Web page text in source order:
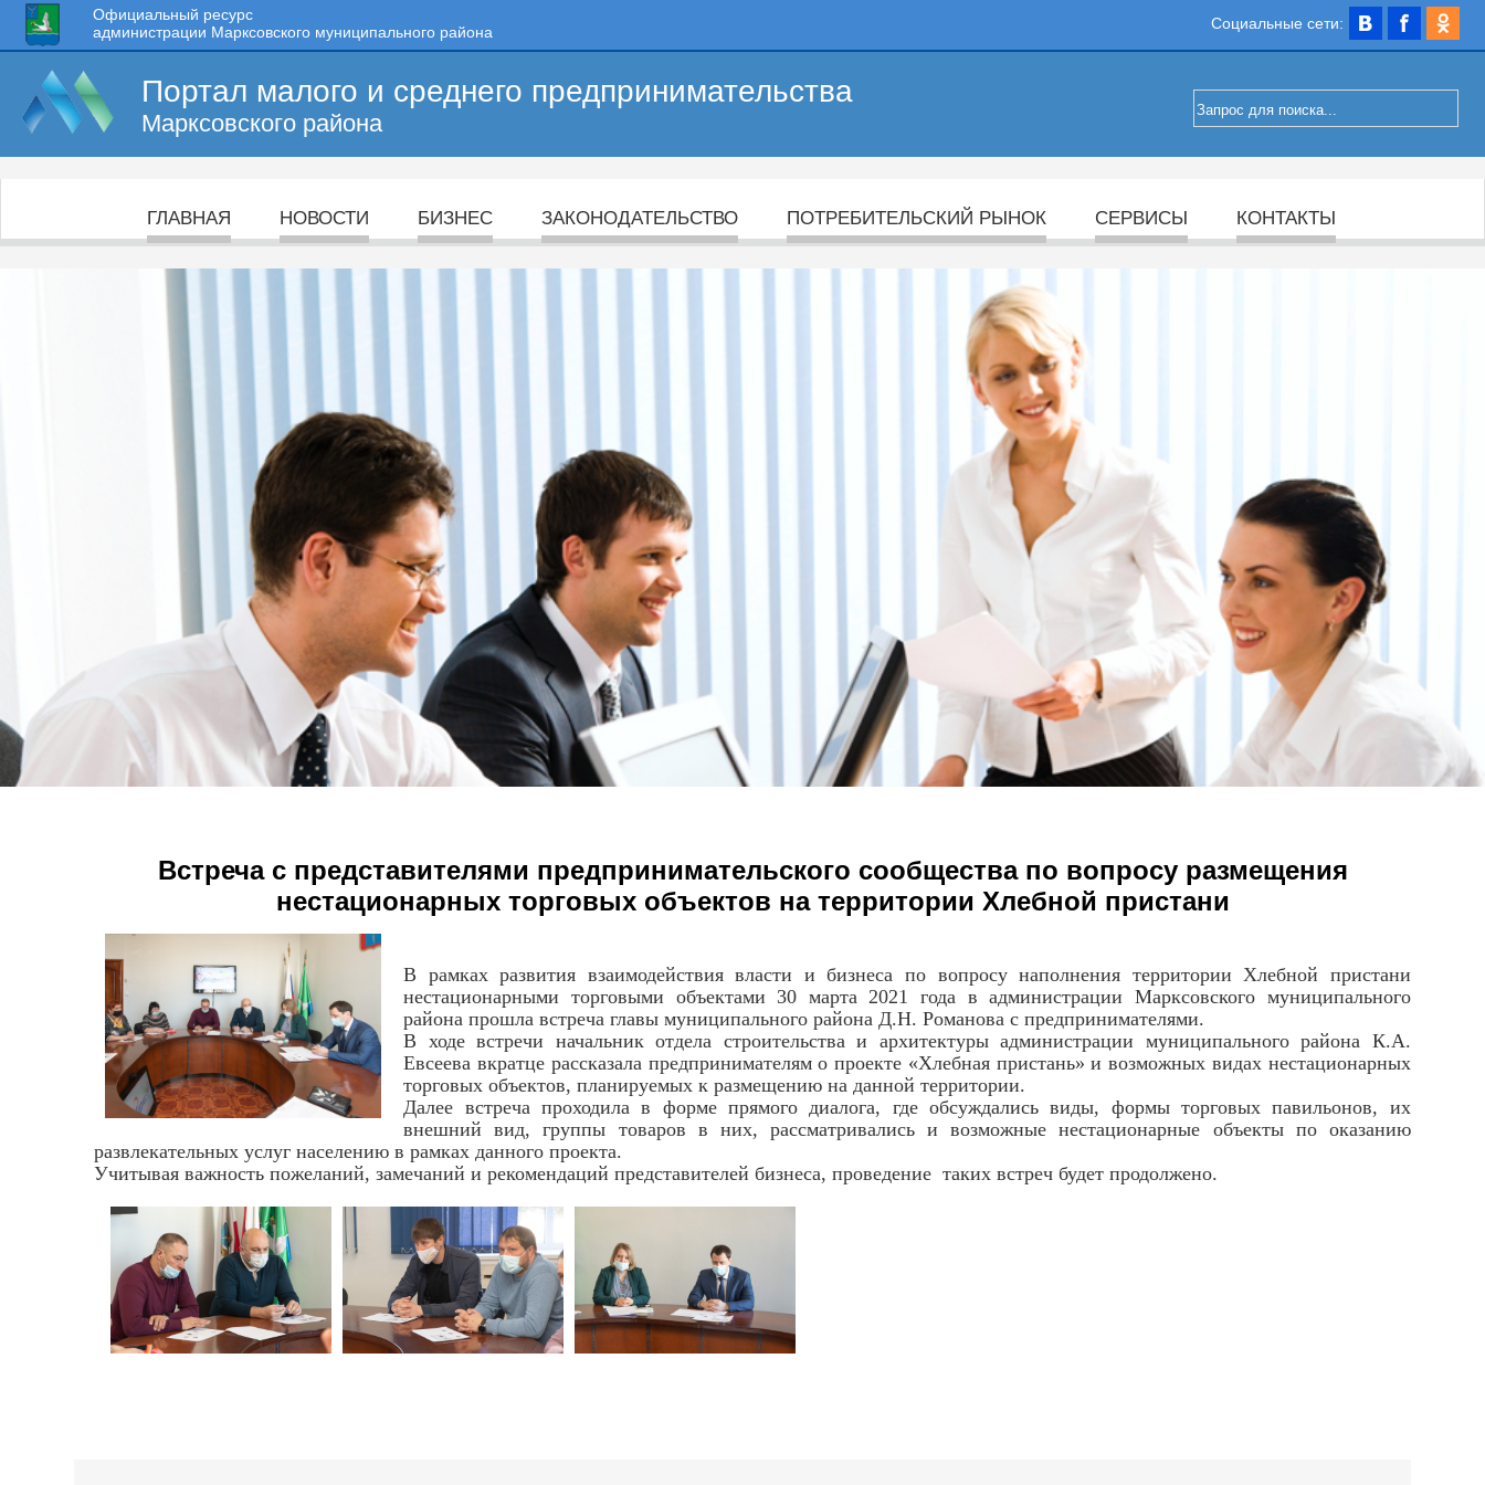
Социальные сети:
Официальный ресурс
администрации Марксовского муниципального района
Портал малого и среднего предпринимательства
Марксовского района
ГЛАВНАЯ НОВОСТИ БИЗНЕС ЗАКОНОДАТЕЛЬСТВО ПОТРЕБИТЕЛЬСКИЙ РЫНОК СЕРВИСЫ КОНТАКТЫ
Встреча с представителями предпринимательского сообщества по вопросу размещения
нестационарных торговых объектов на территории Хлебной пристани
В рамках развития взаимодействия власти и бизнеса по вопросу наполнения территории Хлебной пристани
нестационарными торговыми объектами 30 марта 2021 года в администрации Марксовского муниципального
района прошла встреча главы муниципального района Д.Н. Романова с предпринимателями.
В ходе встречи начальник отдела строительства и архитектуры администрации муниципального района К.А.
Евсеева вкратце рассказала предпринимателям о проекте «Хлебная пристань» и возможных видах нестационарных
торговых объектов, планируемых к размещению на данной территории.
Далее встреча проходила в форме прямого диалога, где обсуждались виды, формы торговых павильонов, их
внешний вид, группы товаров в них, рассматривались и возможные нестационарные объекты по оказанию
развлекательных услуг населению в рамках данного проекта.
Учитывая важность пожеланий, замечаний и рекомендаций представителей бизнеса, проведение таких встреч будет продолжено.